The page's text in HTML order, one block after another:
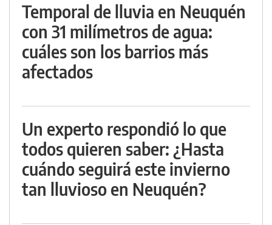
Temporal de lluvia en Neuquén
con 31 milímetros de agua:
cuáles son los barrios más
afectados
Un experto respondió lo que
todos quieren saber: ¿Hasta
cuándo seguirá este invierno
tan lluvioso en Neuquén?